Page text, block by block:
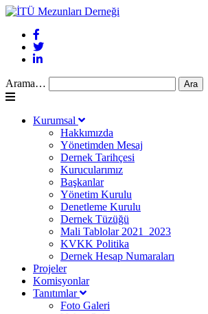
Arama…
Kurumsal
Hakkımızda
Yönetimden Mesaj
Dernek Tarihçesi
Kurucularımız
Başkanlar
Yönetim Kurulu
Denetleme Kurulu
Dernek Tüzüğü
Mali Tablolar 2021_2023
KVKK Politika
Dernek Hesap Numaraları
Projeler
Komisyonlar
Tanıtımlar
Foto Galeri